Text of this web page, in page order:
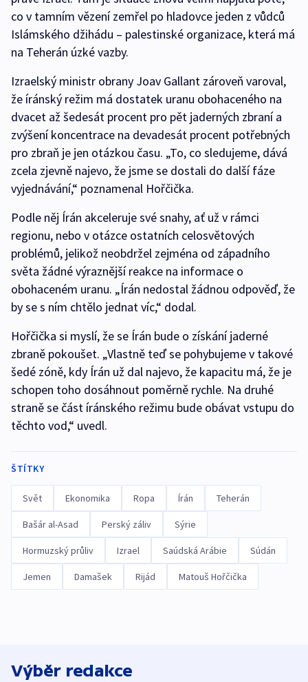
co v tamním vězení zemřel po hladovce jeden z vůdců
Islámského džihádu – palestinské organizace, která má
na Teherán úzké vazby.
Izraelský ministr obrany Joav Gallant zároveň varoval,
že íránský režim má dostatek uranu obohaceného na
dvacet až šedesát procent pro pět jaderných zbraní a
zvýšení koncentrace na devadesát procent potřebných
pro zbraň je jen otázkou času. „To, co sledujeme, dává
zcela zjevně najevo, že jsme se dostali do další fáze
vyjednávání,“ poznamenal Hořčička.
Podle něj Írán akceleruje své snahy, ať už v rámci
regionu, nebo v otázce ostatních celosvětových
problémů, jelikož neobdržel zejména od západního
světa žádné výraznější reakce na informace o
obohaceném uranu. „Írán nedostal žádnou odpověď, že
by se s ním chtělo jednat víc,“ dodal.
Hořčička si myslí, že se Írán bude o získání jaderné
zbraně pokoušet. „Vlastně teď se pohybujeme v takové
šedé zóně, kdy Írán už dal najevo, že kapacitu má, že je
schopen toho dosáhnout poměrně rychle. Na druhé
straně se část íránského režimu bude obávat vstupu do
těchto vod,“ uvedl.
ŠTÍTKY
Svět Ekonomika Ropa Írán Teherán
Bašár al-Asad Perský záliv Sýrie
Hormuzský průliv Izrael Saúdská Arábie Súdán
Jemen Damašek Rijád Matouš Hořčička
Výběr redakce